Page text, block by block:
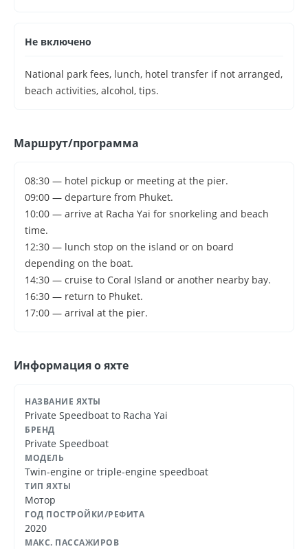
Не включено
National park fees, lunch, hotel transfer if not arranged,
beach activities, alcohol, tips.
Маршрут/программа
08:30 — hotel pickup or meeting at the pier.
09:00 — departure from Phuket.
10:00 — arrive at Racha Yai for snorkeling and beach
time.
12:30 — lunch stop on the island or on board
depending on the boat.
14:30 — cruise to Coral Island or another nearby bay.
16:30 — return to Phuket.
17:00 — arrival at the pier.
Информация о яхте
НАЗВАНИЕ ЯХТЫ
Private Speedboat to Racha Yai
БРЕНД
Private Speedboat
МОДЕЛЬ
Twin-engine or triple-engine speedboat
ТИП ЯХТЫ
Мотор
ГОД ПОСТРОЙКИ/РЕФИТА
2020
МАКС. ПАССАЖИРОВ